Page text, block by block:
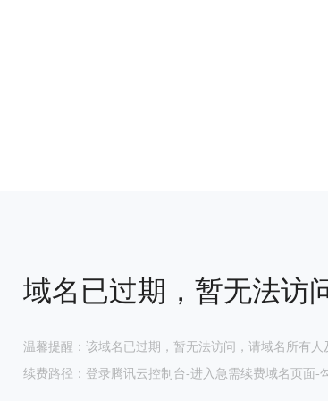
域名已过期，暂无法访
温馨提醒：该域名已过期，暂无法访问，请域名所有
续费路径：登录腾讯云控制台-进入急需续费域名页面-